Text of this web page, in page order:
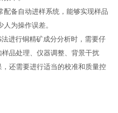
配备自动进样系统，能够实现样品
为操作误差。
进行铜精矿成分分析时，需要仔
品处理、仪器调整、背景干扰
还需要进行适当的校准和质量控